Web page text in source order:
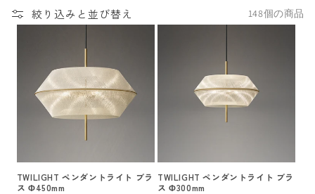
絞り込みと並び替え 148個の商品
TWILIGHT ペンダントライト ブラ
ス Φ450mm
TWILIGHT ペンダントライト ブラ
ス Φ300mm